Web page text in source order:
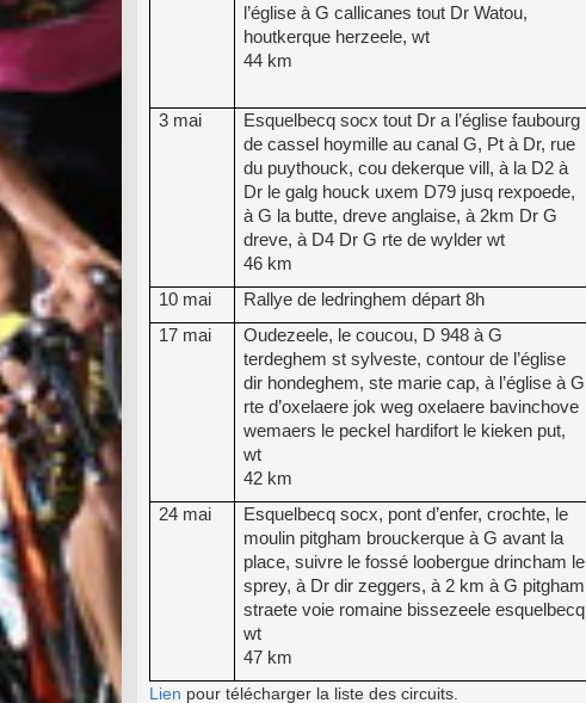
l’église à G callicanes tout Dr Watou,
houtkerque herzeele, wt
44 km
3 mai
Esquelbecq socx tout Dr a l’église faubourg
de cassel hoymille au canal G, Pt à Dr, rue
du puythouck, cou dekerque vill, à la D2 à
Dr le galg houck uxem D79 jusq rexpoede,
à G la butte, dreve anglaise, à 2km Dr G
dreve, à D4 Dr G rte de wylder wt
46 km
10 mai
Rallye de ledringhem départ 8h
17 mai
Oudezeele, le coucou, D 948 à G
terdeghem st sylveste, contour de l’église
dir hondeghem, ste marie cap, à l’église à G
rte d’oxelaere jok weg oxelaere bavinchove
wemaers le peckel hardifort le kieken put,
wt
42 km
24 mai
Esquelbecq socx, pont d’enfer, crochte, le
moulin pitgham brouckerque à G avant la
place, suivre le fossé loobergue drincham le
sprey, à Dr dir zeggers, à 2 km à G pitgham
straete voie romaine bissezeele esquelbecq
wt
47 km
Lien pour télécharger la liste des circuits.